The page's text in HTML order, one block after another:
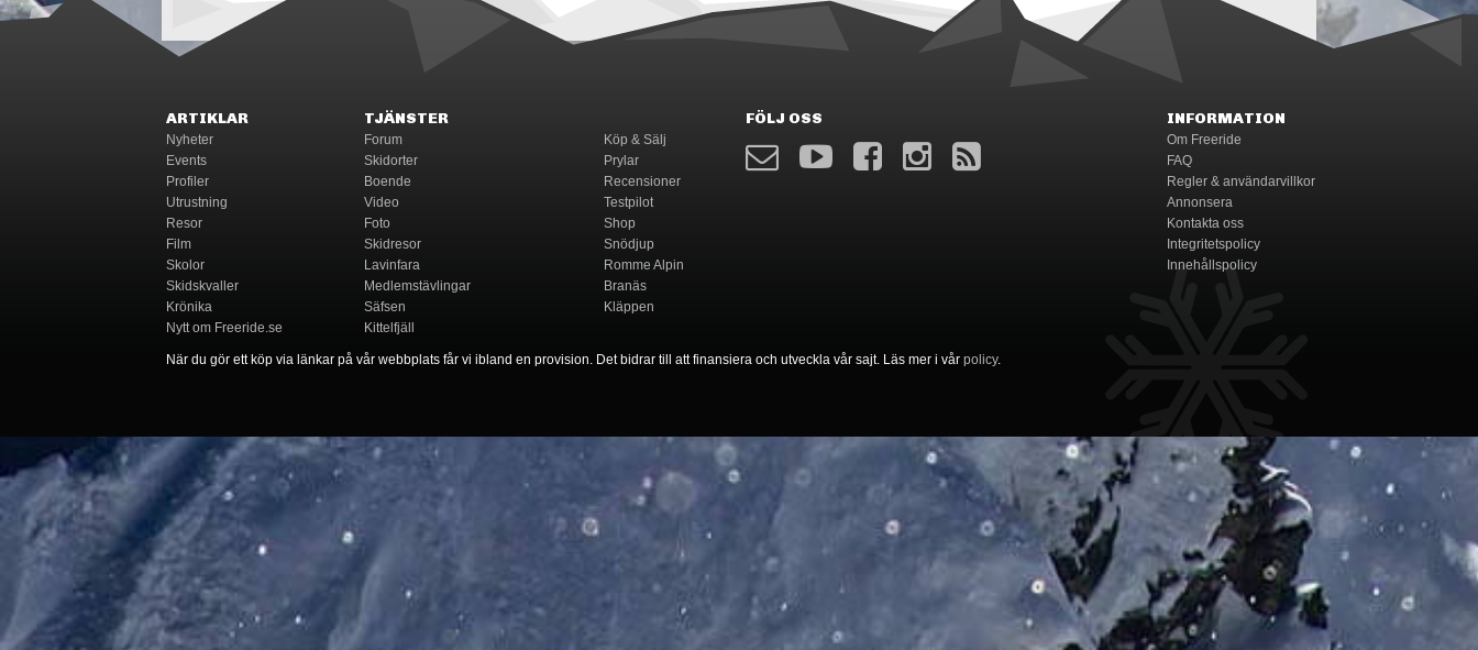
ARTIKLAR
Nyheter
Events
Profiler
Utrustning
Resor
Film
Skolor
Skidskvaller
Krönika
Nytt om Freeride.se
TJÄNSTER
Forum
Skidorter
Boende
Video
Foto
Skidresor
Lavinfara
Medlemstävlingar
Säfsen
Kittelfjäll
Köp & Sälj
Prylar
Recensioner
Testpilot
Shop
Snödjup
Romme Alpin
Branäs
Kläppen
FÖLJ OSS INFORMATION
Om Freeride
FAQ
Regler & användarvillkor
Annonsera
Kontakta oss
Integritetspolicy
Innehållspolicy
När du gör ett köp via länkar på vår webbplats får vi ibland en provision. Det bidrar till att finansiera och utveckla vår sajt. Läs mer i vår policy.